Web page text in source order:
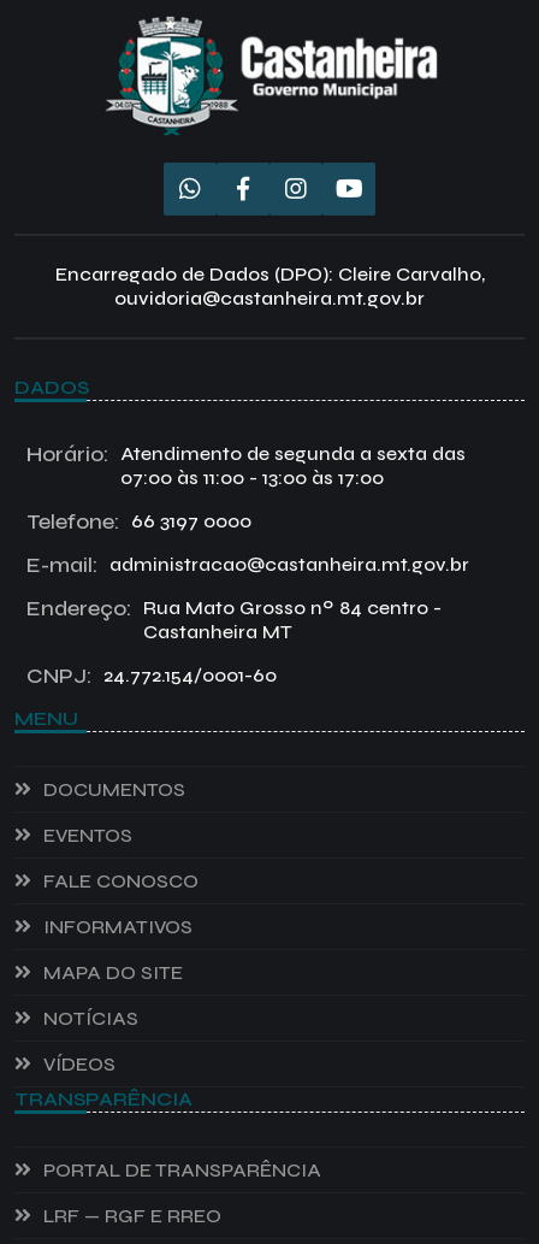
Encarregado de Dados (DPO): Cleire Carvalho,
ouvidoria@castanheira.mt.gov.br
DADOS
Horário:
Atendimento de segunda a sexta das
07:00 às 11:00 - 13:00 às 17:00
Telefone: 66 3197 0000
E-mail: administracao@castanheira.mt.gov.br
Endereço:
Rua Mato Grosso nº 84 centro -
Castanheira MT
CNPJ: 24.772.154/0001-60
MENU
DOCUMENTOS
EVENTOS
FALE CONOSCO
INFORMATIVOS
MAPA DO SITE
NOTÍCIAS
VÍDEOS
TRANSPARÊNCIA
PORTAL DE TRANSPARÊNCIA
LRF — RGF E RREO